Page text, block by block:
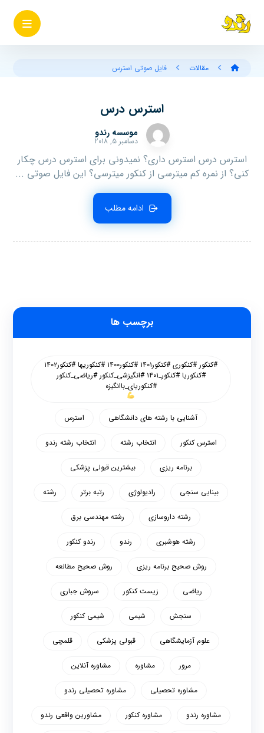
مقالات فایل صوتی استرس
استرس درس
موسسه رندو
دسامبر ۵, ۲۰۱۸
استرس درس استرس داری؟ نمیدونی برای استرس درس چکار
کنی؟ از نمره کم میترسی از کنکور میترسی؟ این فایل صوتی ...
ادامه مطلب
برچسب ها
#کنکور #کنکوری #کنکور۱۴۰۱ #کنکور۱۴۰۰ #کنکوریها #کنکور۱۴۰۲
#کنکوریا #کنکور_۱۴۰۱ #انگیزشی_کنکور #ریاضی_کنکور
#کنکوریای_باانگیزه
آشنایی با رشته های دانشگاهی استرس
استرس کنکور انتخاب رشته انتخاب رشته رندو
برنامه ریزی بیشترین قبولی پزشکی
بینایی سنجی رادیولوژی رتبه برتر رشته
رشته داروسازی رشته مهندسی برق
رشته هوشبری رندو رندو کنکور
روش صحیح برنامه ریزی روش صحیح مطالعه
ریاضی زیست کنکور سروش جباری
سنجش شیمی شیمی کنکور
علوم آزمایشگاهی قبولی پزشکی قلمچی
مرور مشاوره مشاوره آنلاین
مشاوره تحصیلی مشاوره تحصیلی رندو
مشاوره رندو مشاوره کنکور مشاورین واقعی رندو